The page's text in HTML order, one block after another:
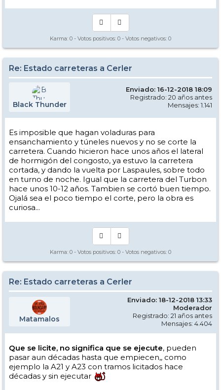
Karma: 0 - Votos positivos: 0 - Votos negativos: 0
Re: Estado carreteras a Cerler
Black Thunder
Enviado: 16-12-2018 18:09
Registrado: 20 años antes
Mensajes: 1.141
Es imposible que hagan voladuras para
ensanchamiento y túneles nuevos y no se corte la
carretera. Cuando hicieron hace unos años el lateral
de hormigón del congosto, ya estuvo la carretera
cortada, y dando la vuelta por Laspaules, sobre todo
en turno de noche. Igual que la carretera del Turbon
hace unos 10-12 años. Tambien se cortó buen tiempo.
Ojalá sea el poco tiempo el corte, pero la obra es
curiosa...
Karma: 0 - Votos positivos: 0 - Votos negativos: 0
Re: Estado carreteras a Cerler
Matamalos
Enviado: 18-12-2018 13:33
Moderador
Registrado: 21 años antes
Mensajes: 4.404
Que se licite, no significa que se ejecute, pueden
pasar aun décadas hasta que empiecen,, como
ejemplo la A21 y A23 con tramos licitados hace
décadas y sin ejecutar